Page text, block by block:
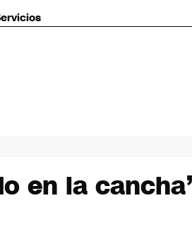
en la